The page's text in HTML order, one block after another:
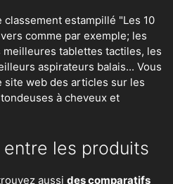
estampillé "Les 10
comme par exemple; les
tablettes tactiles, les
aspirateurs balais... Vous
web des articles sur les
à cheveux et
les produits
aussi des comparatifs